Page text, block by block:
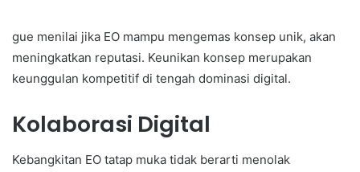
gue menilai jika EO mampu mengemas konsep unik, akan
meningkatkan reputasi. Keunikan konsep merupakan
keunggulan kompetitif di tengah dominasi digital.
Kolaborasi Digital
Kebangkitan EO tatap muka tidak berarti menolak